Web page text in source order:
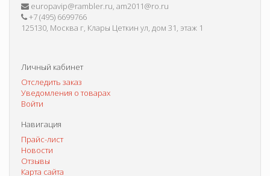
europavip@rambler.ru, am2011@ro.ru
+7 (495) 6699766
125130, Москва г, Клары Цеткин ул, дом 31, этаж 1
Личный кабинет
Отследить заказ
Уведомления о товарах
Войти
Навигация
Прайс-лист
Новости
Отзывы
Карта сайта